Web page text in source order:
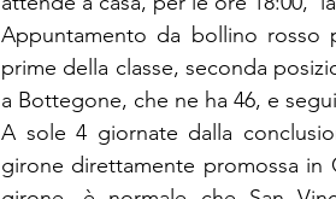
Appuntamento da bollino
prime della classe, seconda
a Bottegone, che ne ha 46, e
A sole 4 giornate dalla
girone direttamente promossa